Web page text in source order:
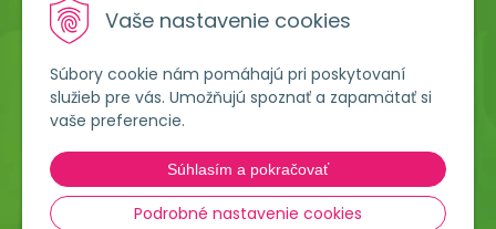
Vaše nastavenie cookies
Súbory cookie nám pomáhajú pri poskytovaní
služieb pre vás. Umožňujú spoznať a zapamätať si
vaše preferencie.
Súhlasím a pokračovať
Podrobné nastavenie cookies
Lumigreen, s.r.o.
Hradská 535
966 54 Tekovské Nemce
ODOBERAŤ
odvolať písomne, emailom alebo kliknutím na odkaz z
ktoréhokoľvek informačného emailu.